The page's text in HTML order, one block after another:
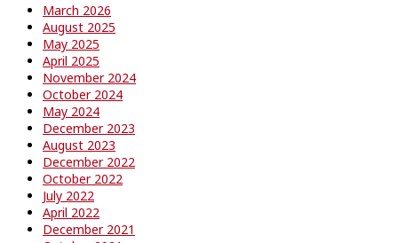
March 2026
August 2025
May 2025
April 2025
November 2024
October 2024
May 2024
December 2023
August 2023
December 2022
October 2022
July 2022
April 2022
December 2021